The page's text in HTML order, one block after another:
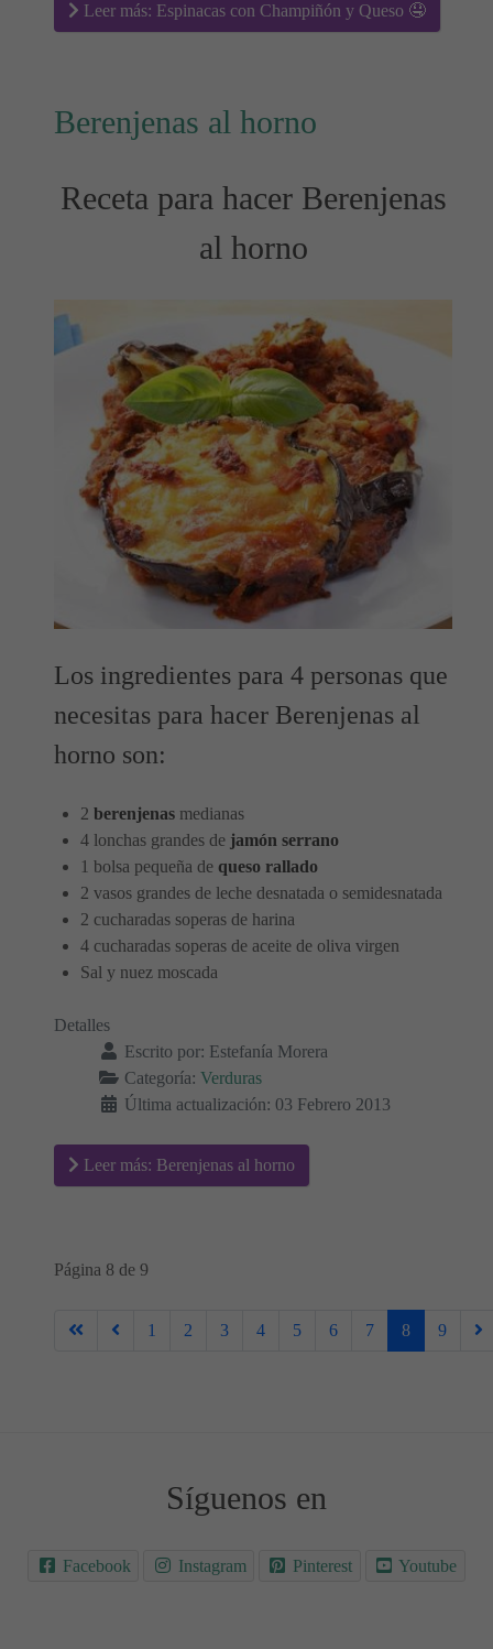
Leer más: Espinacas con Champiñón y Queso 🤤
Berenjenas al horno
Receta para hacer Berenjenas
al horno
Los ingredientes para 4 personas que
necesitas para hacer Berenjenas al
horno son:
2 berenjenas medianas
4 lonchas grandes de jamón serrano
1 bolsa pequeña de queso rallado
2 vasos grandes de leche desnatada o semidesnatada
2 cucharadas soperas de harina
4 cucharadas soperas de aceite de oliva virgen
Sal y nuez moscada
Detalles
Escrito por: Estefanía Morera
Categoría: Verduras
Última actualización: 03 Febrero 2013
Leer más: Berenjenas al horno
Página 8 de 9
1 2 3 4 5 6 7 8 9
Síguenos en
Facebook Instagram Pinterest Youtube